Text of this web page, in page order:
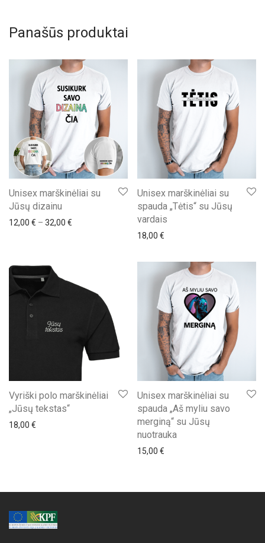
Panašūs produktai
Unisex marškinėliai su
Jūsų dizainu
12,00 € – 32,00 € Price range: 12,00 € through 32,00 €
Unisex marškinėliai su
spauda „Tėtis“ su Jūsų
vardais
18,00 €
Vyriški polo marškinėliai
„Jūsų tekstas“
18,00 €
Unisex marškinėliai su
spauda „Aš myliu savo
merginą“ su Jūsų
nuotrauka
15,00 €